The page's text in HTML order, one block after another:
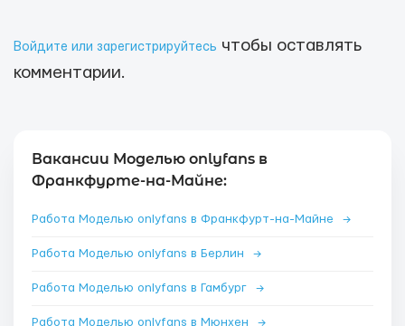
Войдите или зарегистрируйтесь чтобы оставлять
комментарии.
Вакансии Моделью onlyfans в
Франкфурте-на-Майне:
Работа Моделью onlyfans в Франкфурт-на-Майне →
Работа Моделью onlyfans в Берлин →
Работа Моделью onlyfans в Гамбург →
Работа Моделью onlyfans в Мюнхен →